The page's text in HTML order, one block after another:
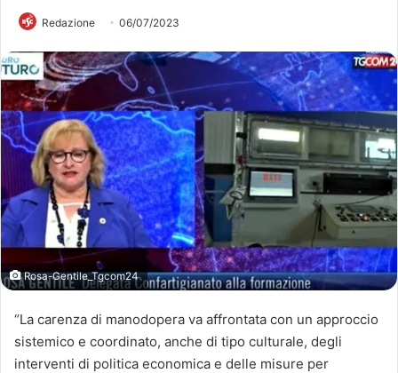
Redazione 06/07/2023
Rosa-Gentile_Tgcom24
“La carenza di manodopera va affrontata con un approccio
sistemico e coordinato, anche di tipo culturale, degli
interventi di politica economica e delle misure per